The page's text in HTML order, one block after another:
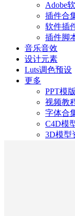
Adobe
插件合
软件插
插件脚
音乐音效
设计元素
Luts调色预设
更多
PPT模版
视频教
字体合
C4D模
3D模型